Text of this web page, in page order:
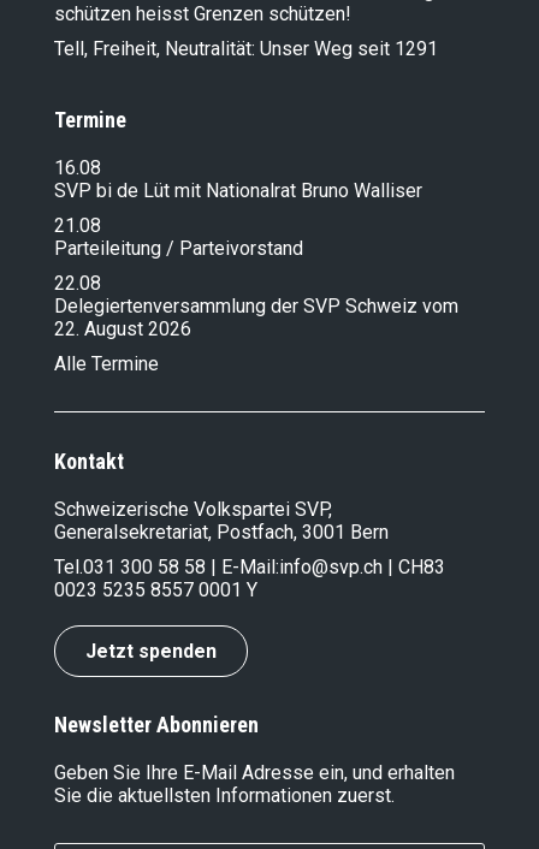
schützen heisst Grenzen schützen!
Tell, Freiheit, Neutralität: Unser Weg seit 1291
Termine
16.08
SVP bi de Lüt mit Nationalrat Bruno Walliser
21.08
Parteileitung / Parteivorstand
22.08
Delegiertenversammlung der SVP Schweiz vom
22. August 2026
Alle Termine
Kontakt
Schweizerische Volkspartei SVP,
Generalsekretariat, Postfach, 3001 Bern
Tel.031 300 58 58 | E-Mail:info@svp.ch | CH83
0023 5235 8557 0001 Y
Jetzt spenden
Newsletter Abonnieren
Geben Sie Ihre E-Mail Adresse ein, und erhalten
Sie die aktuellsten Informationen zuerst.